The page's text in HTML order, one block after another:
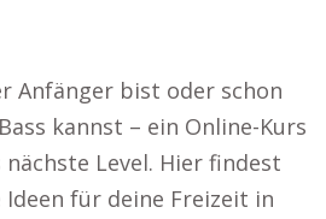
Anfänger bist oder schon
kannst – ein Online-Kurs
Level. Hier findest
für deine Freizeit in